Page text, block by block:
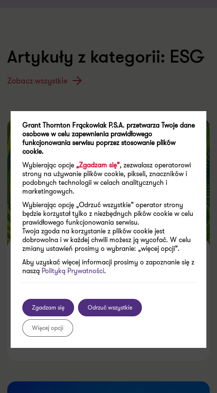
Artykuły z kategorii: ESG
Zobacz wszystkie
Antygreenwashing: ostatni
dzwonek dla firm. Nowe prawo,
ulgowej
Grant Thornton Frąckowiak P.S.A. przetwarza Twoje dane
osobowe w celu zapewnienia prawidłowego
funkcjonowania serwisu poprzez stosowanie plików
cookie.
Wybierając opcje„Zgadzam się”, zezwalasz operatorowi
strony na używanie plików cookie, pikseli, znaczników i
podobnych technologii w celach analitycznych i
marketingowych.
Wybierając opcję „Odrzuć wszystkie” operator strony
będzie korzystał tylko z niezbędnych pików cookie w celu
prawidłowego funkcjonowania serwisu.
Twoja zgoda na korzystanie z plików cookie jest
dobrowolna i w każdej chwili możesz ją wycofać. W celu
zmiany ustawień prosimy o wybranie: „więcej opcji”.
Aby uzyskać więcej informacji prosimy o zapoznanie się z
naszą Polityką Prywatności.
Zgadzam się Odrzuć wszystkie
Więcej opcji